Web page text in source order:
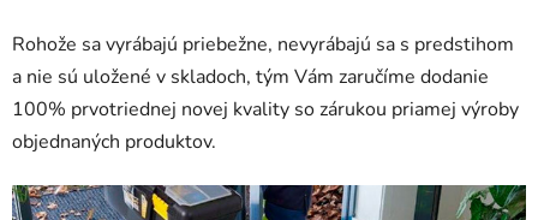
Rohože sa vyrábajú priebežne, nevyrábajú sa s predstihom
a nie sú uložené v skladoch, tým Vám zaručíme dodanie
100% prvotriednej novej kvality so zárukou priamej výroby
objednaných produktov.